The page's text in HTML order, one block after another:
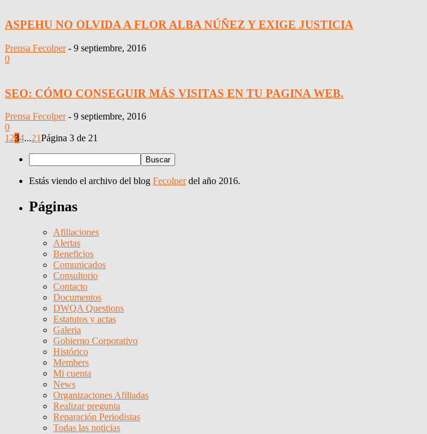
ASPEHU NO OLVIDA A FLOR ALBA NÚÑEZ Y EXIGE JUSTICIA
Prensa Fecolper - 9 septiembre, 2016
0
SEO: CÓMO CONSEGUIR MÁS VISITAS EN TU PAGINA WEB.
Prensa Fecolper - 9 septiembre, 2016
0
1 234...21Página 3 de 21
Estás viendo el archivo del blog Fecolperdel año 2016.
Páginas
Afiliaciones
Alertas
Beneficios
Comunicados
Consultorio
Contacto
Documentos
DWQA Questions
Estatutos y actas
Galeria
Gobierno Corporativo
Histórico
Members
Mi cuenta
News
Organizaciones Afiliadas
Realizar pregunta
Reparación Periodistas
Todas las noticias